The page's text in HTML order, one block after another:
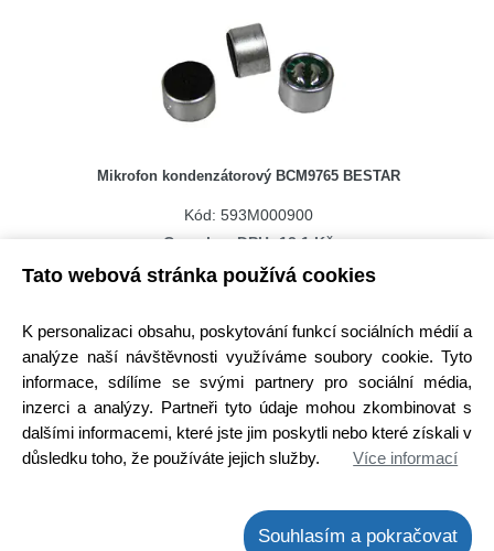
Tato webová stránka používá cookies
K personalizaci obsahu, poskytování funkcí sociálních médií a
analýze naší návštěvnosti využíváme soubory cookie. Tyto
informace, sdílíme se svými partnery pro sociální média,
inzerci a analýzy. Partneři tyto údaje mohou zkombinovat s
dalšími informacemi, které jste jim poskytli nebo které získali v
důsledku toho, že používáte jejich služby.
Více informací
Souhlasím a pokračovat
Mikrofon kondenzátorový BCM9765 BESTAR
Kód: 593M000900
Cena bez DPH: 12,1 Kč
Ihned k odeslání
ks Koupit